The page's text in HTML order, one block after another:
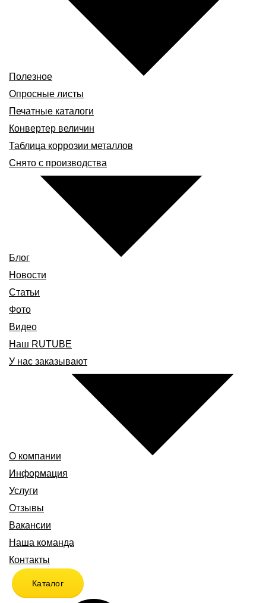
Полезное
Опросные листы
Печатные каталоги
Конвертер величин
Таблица коррозии металлов
Снято с производства
Блог
Новости
Статьи
Фото
Видео
Наш RUTUBE
У нас заказывают
О компании
Информация
Услуги
Отзывы
Вакансии
Наша команда
Контакты
Каталог